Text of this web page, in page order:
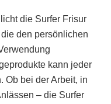
die Surfer Frisur
den persönlichen
kann jeder
Ob bei der Arbeit, in
– die Surfer